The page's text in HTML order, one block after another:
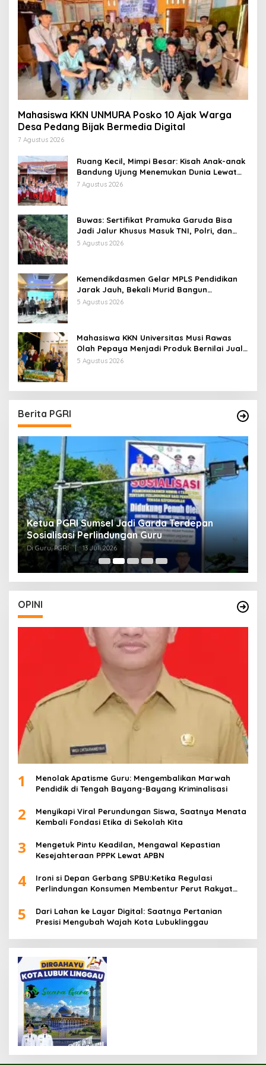
Mahasiswa KKN UNMURA Posko 10 Ajak Warga
Desa Pedang Bijak Bermedia Digital
7 Agustus 2026
Ruang Kecil, Mimpi Besar: Kisah Anak-anak
Bandung Ujung Menemukan Dunia Lewat
Literasi
7 Agustus 2026
Buwas: Sertifikat Pramuka Garuda Bisa
Jadi Jalur Khusus Masuk TNI, Polri, dan
Perguruan Tinggi
5 Agustus 2026
Kemendikdasmen Gelar MPLS Pendidikan
Jarak Jauh, Bekali Murid Bangun
Kemandirian Belajar
5 Agustus 2026
Mahasiswa KKN Universitas Musi Rawas
Olah Pepaya Menjadi Produk Bernilai Jual
Tinggi, Dorong UMKM Desa Air Satan
5 Agustus 2026
Berita PGRI
Ketua PGRI Sumsel Jadi Garda Terdepan
Sosialisasi Perlindungan Guru
Di Guru, PGRI | 13 Juli 2026
OPINI
1
Menolak Apatisme Guru: Mengembalikan Marwah
Pendidik di Tengah Bayang-Bayang Kriminalisasi
2
Menyikapi Viral Perundungan Siswa, Saatnya Menata
Kembali Fondasi Etika di Sekolah Kita
3
Mengetuk Pintu Keadilan, Mengawal Kepastian
Kesejahteraan PPPK Lewat APBN
4
Ironi si Depan Gerbang SPBU:Ketika Regulasi
Perlindungan Konsumen Membentur Perut Rakyat
5
Dari Lahan ke Layar Digital: Saatnya Pertanian
Presisi Mengubah Wajah Kota Lubuklinggau